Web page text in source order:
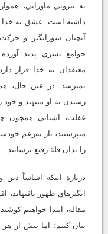
به نيرويي ماورايي،
داشته است. عشق به خدا
آنچنان شورانگيز و
جوامع بشري پديد
معتقدان به خدا قرار
نمي‏رسد. در عين حال،
رسيدن به او مي‏نهند و خود
غفلت، اشيايي همچون
مي‏پرستند، باز به‌زعم
را بدان قلة رفيع برسانند.
دربارة اينكه اساساً
انگيزه‏اي ظهور
مقاله، ابتدا خواهيم
بيان كنيم؛ اما پيش از